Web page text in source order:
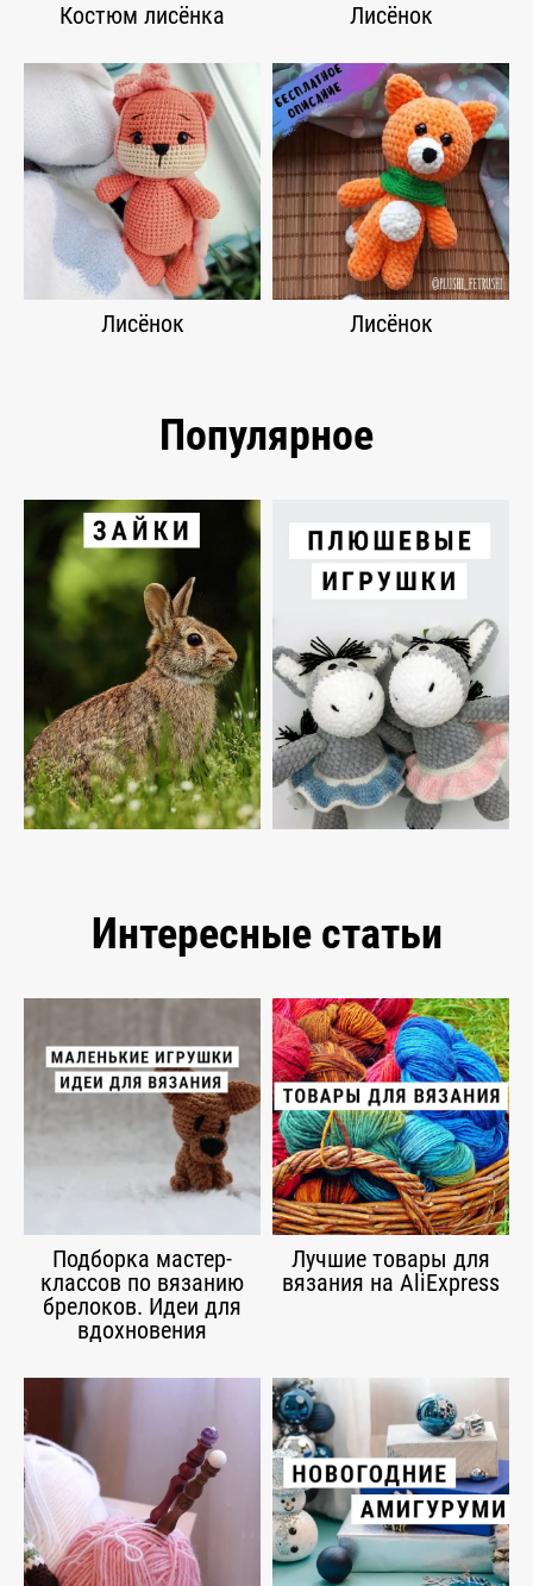
Костюм лисёнка Лисёнок
Лисёнок Лисёнок
Популярное
Интересные статьи
Подборка мастер-
классов по вязанию
брелоков. Идеи для
вдохновения
Лучшие товары для
вязания на AliExpress